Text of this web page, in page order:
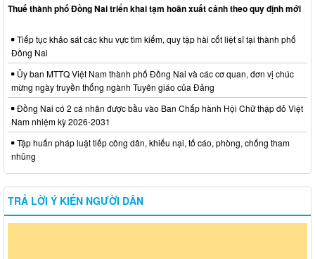
Thuế thành phố Đồng Nai triển khai tạm hoãn xuất cảnh theo quy định mới
Tiếp tục khảo sát các khu vực tìm kiếm, quy tập hài cốt liệt sĩ tại thành phố
Đồng Nai
Ủy ban MTTQ Việt Nam thành phố Đồng Nai và các cơ quan, đơn vị chúc
mừng ngày truyền thống ngành Tuyên giáo của Đảng
Đồng Nai có 2 cá nhân được bầu vào Ban Chấp hành Hội Chữ thập đỏ Việt
Nam nhiệm kỳ 2026-2031
Tập huấn pháp luật tiếp công dân, khiếu nại, tố cáo, phòng, chống tham
nhũng
TRẢ LỜI Ý KIẾN NGƯỜI DÂN